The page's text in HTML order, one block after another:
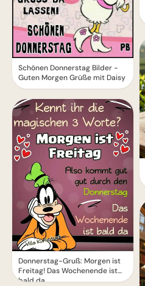
Schönen Donnerstag Bilder -
Guten Morgen Grüße mit Daisy
Donnerstag-Gruß: Morgen ist
Freitag! Das Wochenende ist
bald da